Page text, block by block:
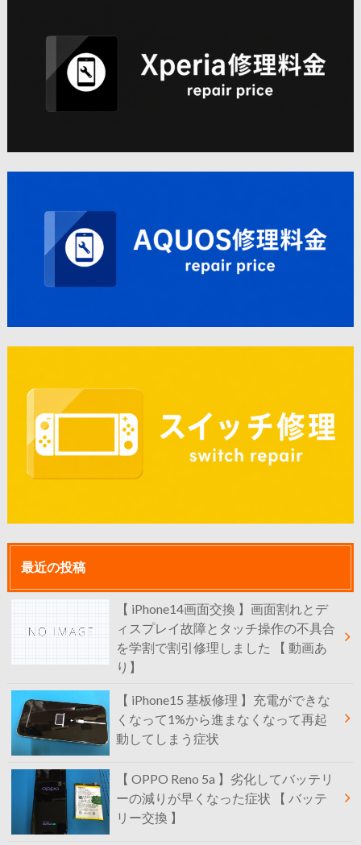
最近の投稿
【 iPhone14画面交換 】画面割れとデ
ィスプレイ故障とタッチ操作の不具合
を学割で割引修理しました 【 動画あ
り】
【 iPhone15 基板修理 】充電ができな
くなって1%から進まなくなって再起
動してしまう症状
【 OPPO Reno 5a 】劣化してバッテリ
ーの減りが早くなった症状 【 バッテ
リー交換 】